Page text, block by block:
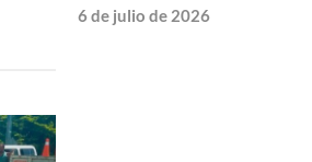
6 de julio de 2026